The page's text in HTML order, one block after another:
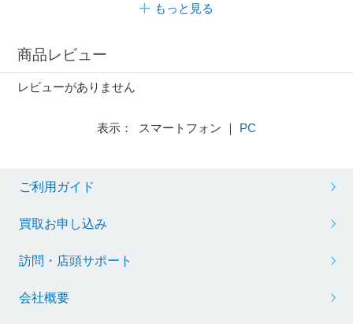
もっと見る
商品レビュー
レビューがありません
表示： スマートフォン ｜ PC
ご利用ガイド
買取お申し込み
訪問・店頭サポート
会社概要